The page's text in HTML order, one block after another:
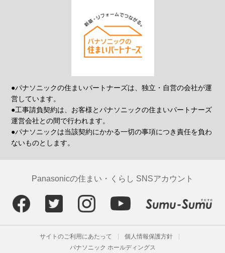
●パナソニックの住まいパートナーズは、独立・自営の会社が運
営しています。
●工事請負契約は、お客様とパナソニックの住まいパートナーズ
運営会社との間で行われます。
●パナソニックは当該契約にかかる一切の事項につき責任を負わ
ないものとします。
Panasonicの住まい・くらし SNSアカウント
サイトのご利用にあたって
個人情報保護方針
パナソニック ホールディングス